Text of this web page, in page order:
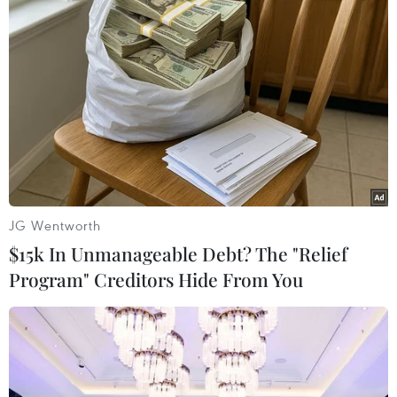
Trong quá trình xây dựng GC8, Cục Phòng bệnh
đã lồng ghép các nội dung về chuyển đổi và tính
bền vững; tăng cường huy động nguồn lực
trong nước; phát huy vai trò của bảo hiểm y tế;
xây dựng lộ trình tiếp nhận dần các hoạt động,
hàng hóa y tế thiết yếu. Bên cạnh đó, nghiên
cứu cơ chế hợp đồng xã hội nhằm duy trì các
dịch vụ có sự tham gia của cộng đồng sau khi
nguồn viện trợ quốc tế giảm dần.
JG Wentworth
$15k In Unmanageable Debt? The "Relief
Program" Creditors Hide From You